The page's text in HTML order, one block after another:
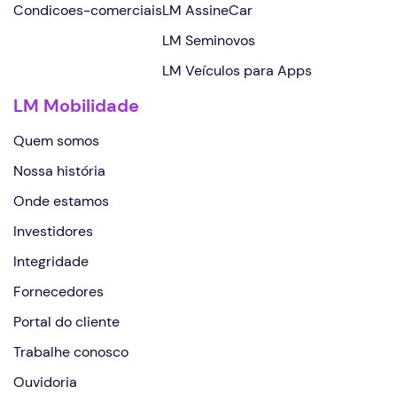
Condicoes-comerciaisLM AssineCar
LM Veículos para Apps
LM Seminovos
LM Mobilidade
Quem somos
Nossa história
Onde estamos
Investidores
Integridade
Fornecedores
Portal do cliente
Trabalhe conosco
Ouvidoria